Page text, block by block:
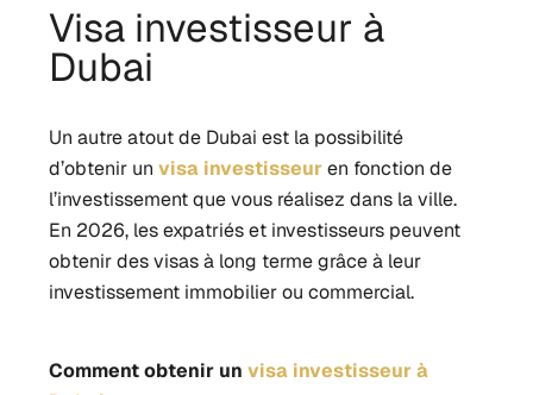
Visa investisseur à
Dubai
Un autre atout de Dubai est la possibilité
d’obtenir unvisa investisseuren fonction de
l’investissement que vous réalisez dans la ville.
En 2026, les expatriés et investisseurs peuvent
obtenir des visas à long terme grâce à leur
investissement immobilier ou commercial.
Comment obtenir unvisa investisseur à